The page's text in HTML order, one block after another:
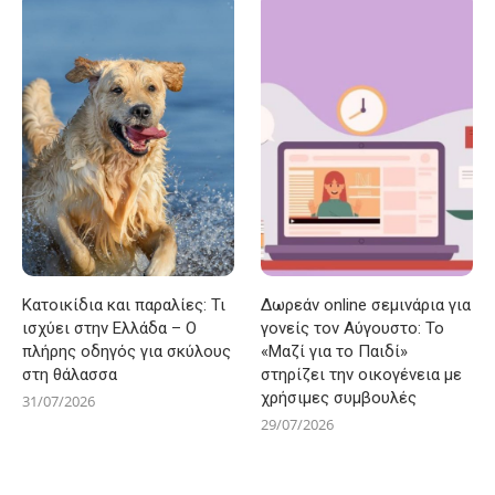
Κατοικίδια και παραλίες: Τι
ισχύει στην Ελλάδα – Ο
πλήρης οδηγός για σκύλους
στη θάλασσα
31/07/2026
Δωρεάν online σεμινάρια για
γονείς τον Αύγουστο: Το
«Μαζί για το Παιδί»
στηρίζει την οικογένεια με
χρήσιμες συμβουλές
29/07/2026